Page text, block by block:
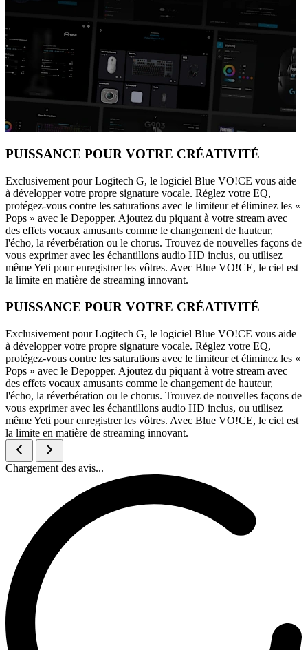
PUISSANCE POUR VOTRE CRÉATIVITÉ
Exclusivement pour Logitech G, le logiciel Blue VO!CE vous aide
à développer votre propre signature vocale. Réglez votre EQ,
protégez-vous contre les saturations avec le limiteur et éliminez les «
Pops » avec le Depopper. Ajoutez du piquant à votre stream avec
des effets vocaux amusants comme le changement de hauteur,
l'écho, la réverbération ou le chorus. Trouvez de nouvelles façons de
vous exprimer avec les échantillons audio HD inclus, ou utilisez
même Yeti pour enregistrer les vôtres. Avec Blue VO!CE, le ciel est
la limite en matière de streaming innovant.
PUISSANCE POUR VOTRE CRÉATIVITÉ
Exclusivement pour Logitech G, le logiciel Blue VO!CE vous aide
à développer votre propre signature vocale. Réglez votre EQ,
protégez-vous contre les saturations avec le limiteur et éliminez les «
Pops » avec le Depopper. Ajoutez du piquant à votre stream avec
des effets vocaux amusants comme le changement de hauteur,
l'écho, la réverbération ou le chorus. Trouvez de nouvelles façons de
vous exprimer avec les échantillons audio HD inclus, ou utilisez
même Yeti pour enregistrer les vôtres. Avec Blue VO!CE, le ciel est
la limite en matière de streaming innovant.
Chargement des avis...